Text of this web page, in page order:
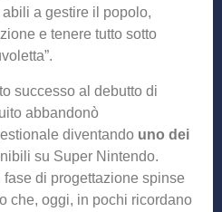
abili a gestire il popolo,
e tenere tutto sotto
successo al debutto di
abbandonò
diventando uno dei
su Super Nintendo.
di progettazione spinse
che, oggi, in pochi ricordano